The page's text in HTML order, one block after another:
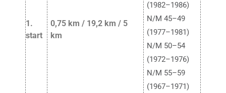
1.
start
0,75 km / 19,2 km / 5
km
(1982–1986)
N/M 45–49
(1977–1981)
N/M 50–54
(1972–1976)
N/M 55–59
(1967–1971)